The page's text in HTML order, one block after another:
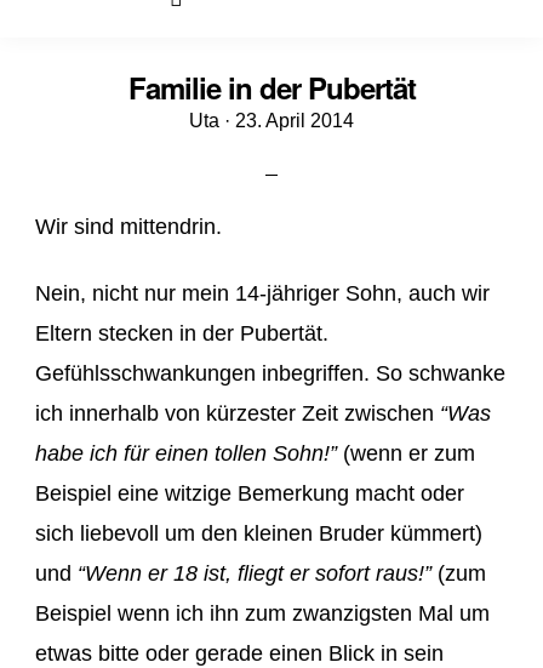
Familie in der Pubertät
Uta · Veröffentlicht
23. April 2014
Wir sind mittendrin.
Nein, nicht nur mein 14-jähriger Sohn, auch wir
Eltern stecken in der Pubertät.
Gefühlsschwankungen inbegriffen. So schwanke
ich innerhalb von kürzester Zeit zwischen “Was
habe ich für einen tollen Sohn!”(wenn er zum
Beispiel eine witzige Bemerkung macht oder
sich liebevoll um den kleinen Bruder kümmert)
und “Wenn er 18 ist, fliegt er sofort raus!” (zum
Beispiel wenn ich ihn zum zwanzigsten Mal um
etwas bitte oder gerade einen Blick in sein